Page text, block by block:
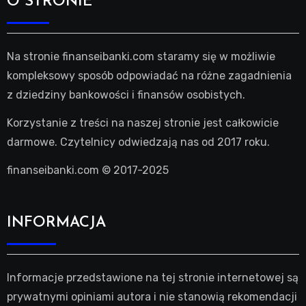
Na stronie finanseibanki.com staramy się w możliwie
kompleksowy sposób odpowiadać na różne zagadnienia
z dziedziny bankowości i finansów osobistych.
Korzystanie z treści na naszej stronie jest całkowicie
darmowe. Czytelnicy odwiedzają nas od 2017 roku.
finanseibanki.com © 2017-2025
INFORMACJA
Informacje przedstawione na tej stronie internetowej są
prywatnymi opiniami autora i nie stanowią rekomendacji